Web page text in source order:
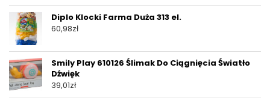
Diplo Klocki Farma Duża 313 el.
60,98zł
Smily Play 610126 Ślimak Do Ciągnięcia Światło
Dźwięk
39,01zł